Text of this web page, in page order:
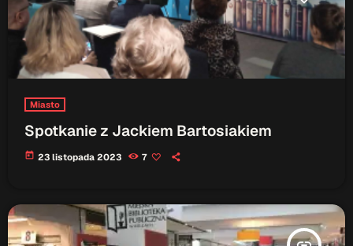
Miasto
Spotkanie z Jackiem Bartosiakiem
today 23 listopada 2023 7